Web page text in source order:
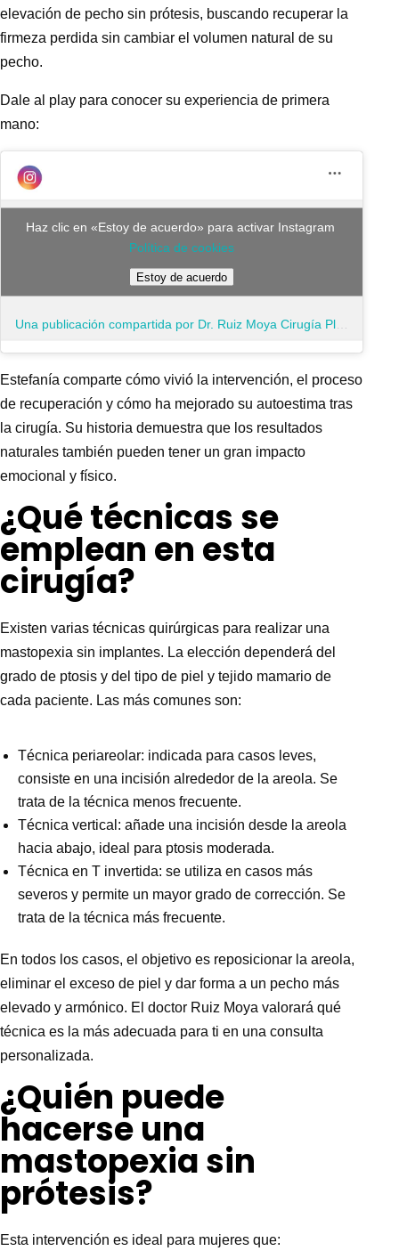
elevación de pecho sin prótesis, buscando recuperar la
firmeza perdida sin cambiar el volumen natural de su
pecho.
Dale al play para conocer su experiencia de primera
mano:
Haz clic en «Estoy de acuerdo» para activar Instagram
Política de cookies
Estoy de acuerdo
Estefanía comparte cómo vivió la intervención, el proceso
de recuperación y cómo ha mejorado su autoestima tras
la cirugía. Su historia demuestra que los resultados
naturales también pueden tener un gran impacto
emocional y físico.
¿Qué técnicas se
emplean en esta
cirugía?
Existen varias técnicas quirúrgicas para realizar una
mastopexia sin implantes. La elección dependerá del
grado de ptosis y del tipo de piel y tejido mamario de
cada paciente. Las más comunes son:
Técnica periareolar: indicada para casos leves,
consiste en una incisión alrededor de la areola. Se
trata de la técnica menos frecuente.
Técnica vertical: añade una incisión desde la areola
hacia abajo, ideal para ptosis moderada.
Técnica en T invertida: se utiliza en casos más
severos y permite un mayor grado de corrección. Se
trata de la técnica más frecuente.
En todos los casos, el objetivo es reposicionar la areola,
eliminar el exceso de piel y dar forma a un pecho más
elevado y armónico. El doctor Ruiz Moya valorará qué
técnica es la más adecuada para ti en una consulta
personalizada.
¿Quién puede
hacerse una
mastopexia sin
prótesis?
Esta intervención es ideal para mujeres que: